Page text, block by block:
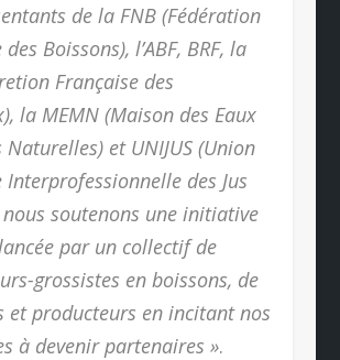
de la FNB (Fédération
Boissons), l’ABF, BRF, la
Française des
la MEMN (Maison des Eaux
et UNIJUS (Union
des Jus
soutenons une initiative
par un collectif de
grossistes en boissons, de
et producteurs en incitant nos
à devenir partenaires ».